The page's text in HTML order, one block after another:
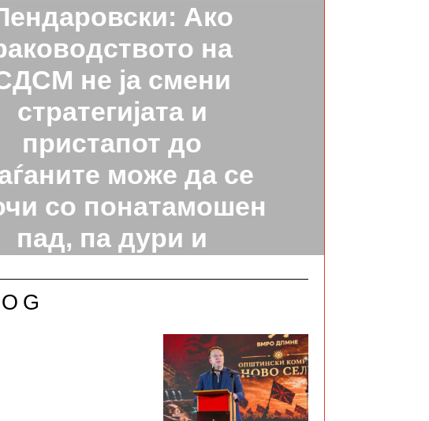
Ако
на
не ја смени
стратегијата и
пристапот до
може да се
со понатамошен
пад, па дури и